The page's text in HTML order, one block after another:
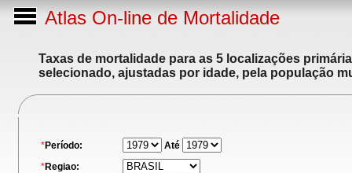
Atlas On-line de Mortalidade
Taxas de mortalidade para as 5 localizações
selecionado, ajustadas por idade, pela população
*Período:
Até
*Regiao: